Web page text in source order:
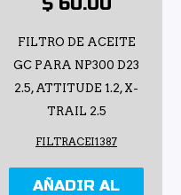
FILTRO DE ACEITE
GC PARA NP300 D23
2.5, ATTITUDE 1.2, X-
TRAIL 2.5
FILTRACEI1387
AÑADIR AL